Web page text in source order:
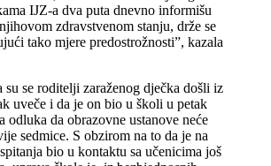
IJZ-a dva puta dnevno informišu
zdravstvenom stanju, drže se
tako mjere predostrožnosti”, kazala
su se roditelji zaraženog dječka došli iz
uveče i da je on bio u školi u petak
odluka da obrazovne ustanove neće
sedmice. S obzirom na to da je na
bio u kontaktu sa učenicima još